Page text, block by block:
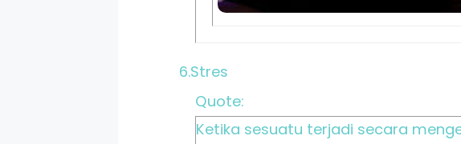
6.Stres
Quote:
Ketika sesuatu terjadi secara